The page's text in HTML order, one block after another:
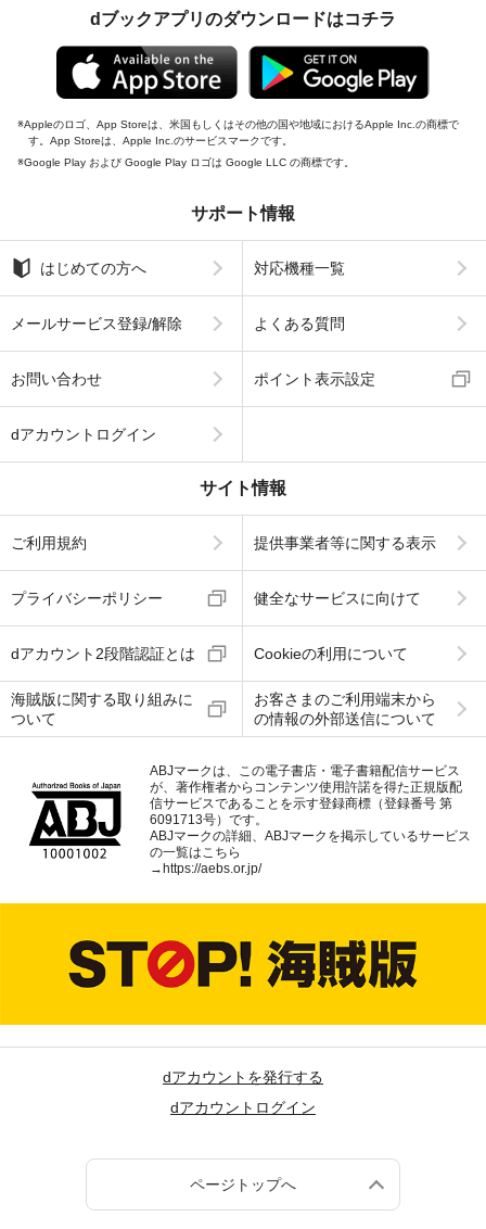
dブックアプリのダウンロードはコチラ
Appleのロゴ、App Storeは、米国もしくはその他の国や地域におけるApple Inc.の商標で
す。App Storeは、Apple Inc.のサービスマークです。
Google Play および Google Play ロゴは Google LLC の商標です。
サポート情報
はじめての方へ 対応機種一覧
メールサービス登録/解除 よくある質問
お問い合わせ ポイント表示設定
dアカウントログイン
サイト情報
ご利用規約 提供事業者等に関する表示
プライバシーポリシー 健全なサービスに向けて
dアカウント2段階認証とは Cookieの利用について
海賊版に関する取り組みに
ついて
お客さまのご利用端末から
の情報の外部送信について
ABJマークは、この電子書店・電子書籍配信サービス
が、著作権者からコンテンツ使用許諾を得た正規版配
信サービスであることを示す登録商標（登録番号 第
6091713号）です。
ABJマークの詳細、ABJマークを掲示しているサービス
の一覧はこちら
→ https://aebs.or.jp/
dアカウントを発行する
dアカウントログイン
ページトップへ